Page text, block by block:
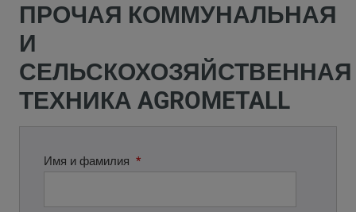
ПРОЧАЯ КОММУНАЛЬНАЯ
И
СЕЛЬСКОХОЗЯЙСТВЕННАЯ
ТЕХНИКА AGROMETALL
Имя и фамилия *